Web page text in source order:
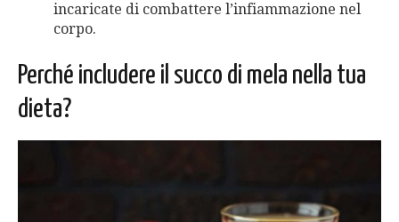
incaricate di combattere l’infiammazione nel
corpo.
Perché includere il succo di mela nella tua
dieta?